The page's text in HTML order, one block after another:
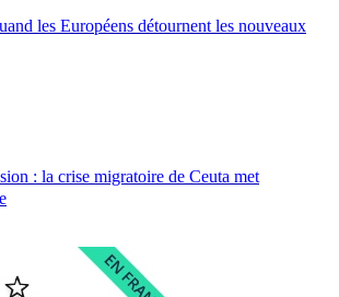
les Européens détournent les nouveaux
: la crise migratoire de Ceuta met